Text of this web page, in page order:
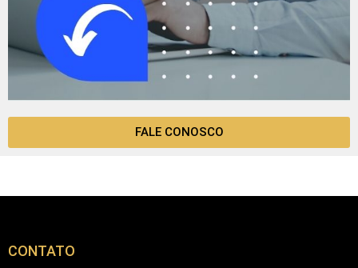
FALE CONOSCO
CONTATO